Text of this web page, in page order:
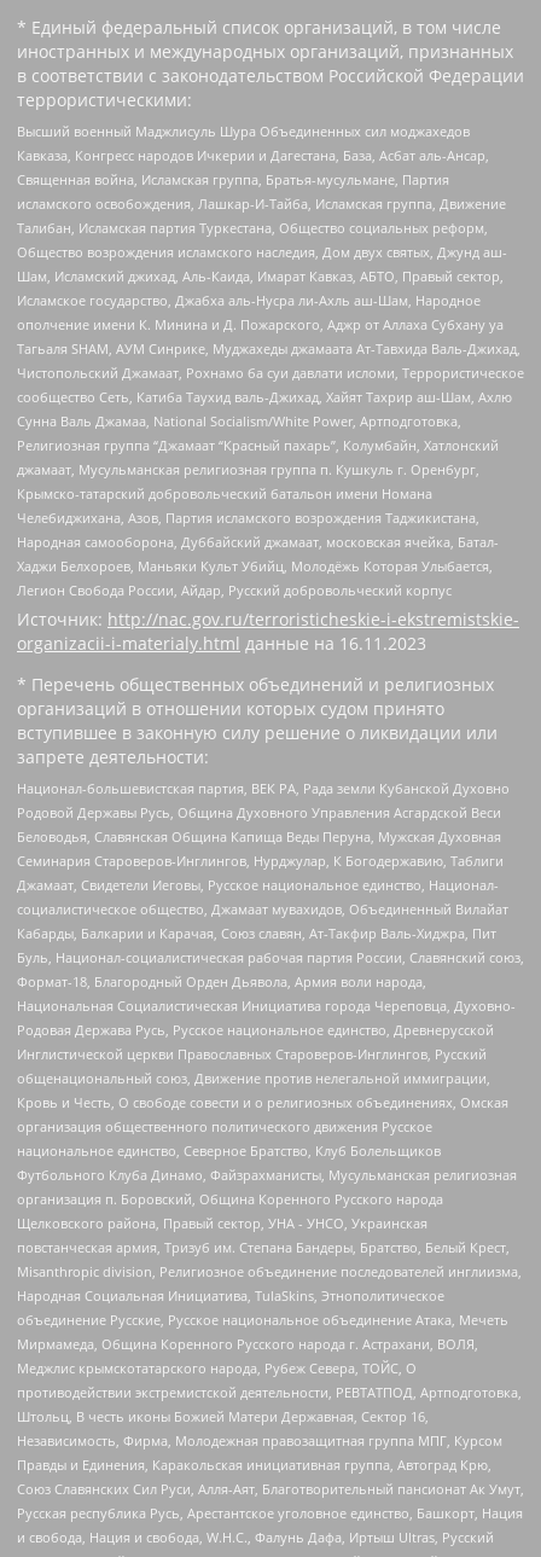
* Единый федеральный список организаций, в том числе
иностранных и международных организаций, признанных
в соответствии с законодательством Российской Федерации
террористическими:
Высший военный Маджлисуль Шура Объединенных сил моджахедов
Кавказа, Конгресс народов Ичкерии и Дагестана, База, Асбат аль-Ансар,
Священная война, Исламская группа, Братья-мусульмане, Партия
исламского освобождения, Лашкар-И-Тайба, Исламская группа, Движение
Талибан, Исламская партия Туркестана, Общество социальных реформ,
Общество возрождения исламского наследия, Дом двух святых, Джунд аш-
Шам, Исламский джихад, Аль-Каида, Имарат Кавказ, АБТО, Правый сектор,
Исламское государство, Джабха аль-Нусра ли-Ахль аш-Шам, Народное
ополчение имени К. Минина и Д. Пожарского, Аджр от Аллаха Субхану уа
Тагьаля SHAM, АУМ Синрике, Муджахеды джамаата Ат-Тавхида Валь-Джихад,
Чистопольский Джамаат, Рохнамо ба суи давлати исломи, Террористическое
сообщество Сеть, Катиба Таухид валь-Джихад, Хайят Тахрир аш-Шам, Ахлю
Сунна Валь Джамаа, National Socialism/White Power, Артподготовка,
Религиозная группа “Джамаат “Красный пахарь”, Колумбайн, Хатлонский
джамаат, Мусульманская религиозная группа п. Кушкуль г. Оренбург,
Крымско-татарский добровольческий батальон имени Номана
Челебиджихана, Азов, Партия исламского возрождения Таджикистана,
Народная самооборона, Дуббайский джамаат, московская ячейка, Батал-
Хаджи Белхороев, Маньяки Культ Убийц, Молодёжь Которая Улыбается,
Легион Свобода России, Айдар, Русский добровольческий корпус
Источник: http://nac.gov.ru/terroristicheskie-i-ekstremistskie-
organizacii-i-materialy.html данные на 16.11.2023
* Перечень общественных объединений и религиозных
организаций в отношении которых судом принято
вступившее в законную силу решение о ликвидации или
запрете деятельности:
Национал-большевистская партия, ВЕК РА, Рада земли Кубанской Духовно
Родовой Державы Русь, Община Духовного Управления Асгардской Веси
Беловодья, Славянская Община Капища Веды Перуна, Мужская Духовная
Семинария Староверов-Инглингов, Нурджулар, К Богодержавию, Таблиги
Джамаат, Свидетели Иеговы, Русское национальное единство, Национал-
социалистическое общество, Джамаат мувахидов, Объединенный Вилайат
Кабарды, Балкарии и Карачая, Союз славян, Ат-Такфир Валь-Хиджра, Пит
Буль, Национал-социалистическая рабочая партия России, Славянский союз,
Формат-18, Благородный Орден Дьявола, Армия воли народа,
Национальная Социалистическая Инициатива города Череповца, Духовно-
Родовая Держава Русь, Русское национальное единство, Древнерусской
Инглистической церкви Православных Староверов-Инглингов, Русский
общенациональный союз, Движение против нелегальной иммиграции,
Кровь и Честь, О свободе совести и о религиозных объединениях, Омская
организация общественного политического движения Русское
национальное единство, Северное Братство, Клуб Болельщиков
Футбольного Клуба Динамо, Файзрахманисты, Мусульманская религиозная
организация п. Боровский, Община Коренного Русского народа
Щелковского района, Правый сектор, УНА - УНСО, Украинская
повстанческая армия, Тризуб им. Степана Бандеры, Братство, Белый Крест,
Misanthropic division, Религиозное объединение последователей инглиизма,
Народная Социальная Инициатива, TulaSkins, Этнополитическое
объединение Русские, Русское национальное объединение Атака, Мечеть
Мирмамеда, Община Коренного Русского народа г. Астрахани, ВОЛЯ,
Меджлис крымскотатарского народа, Рубеж Севера, ТОЙС, О
противодействии экстремистской деятельности, РЕВТАТПОД, Артподготовка,
Штольц, В честь иконы Божией Матери Державная, Сектор 16,
Независимость, Фирма, Молодежная правозащитная группа МПГ, Курсом
Правды и Единения, Каракольская инициативная группа, Автоград Крю,
Союз Славянских Сил Руси, Алля-Аят, Благотворительный пансионат Ак Умут,
Русская республика Русь, Арестантское уголовное единство, Башкорт, Нация
и свобода, Нация и свобода, W.H.С., Фалунь Дафа, Иртыш Ultras, Русский